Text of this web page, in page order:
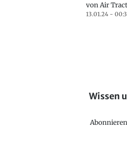
von Air
13.01.24 -
Wissen